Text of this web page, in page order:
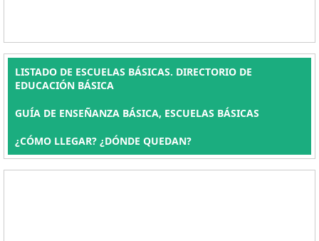
LISTADO DE ESCUELAS BÁSICAS. DIRECTORIO DE
EDUCACIÓN BÁSICA
GUÍA DE ENSEÑANZA BÁSICA, ESCUELAS BÁSICAS
¿CÓMO LLEGAR? ¿DÓNDE QUEDAN?